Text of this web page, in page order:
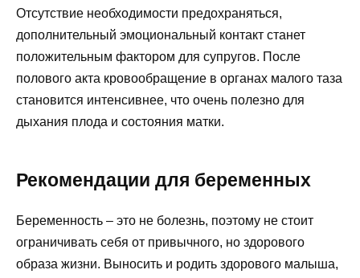
Отсутствие необходимости предохраняться,
дополнительный эмоциональный контакт станет
положительным фактором для супругов. После
полового акта кровообращение в органах малого таза
становится интенсивнее, что очень полезно для
дыхания плода и состояния матки.
Рекомендации для беременных
Беременность – это не болезнь, поэтому не стоит
ограничивать себя от привычного, но здорового
образа жизни. Выносить и родить здорового малыша,